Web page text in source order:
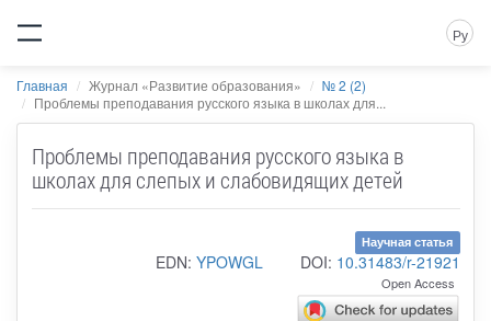
Ру
Главная Журнал «Развитие образования»
№ 2 (2)
Проблемы преподавания русского языка в школах для...
Проблемы преподавания русского языка в
школах для слепых и слабовидящих детей
Научная статья
EDN: YPOWGL DOI: 10.31483/r-21921
Open Access